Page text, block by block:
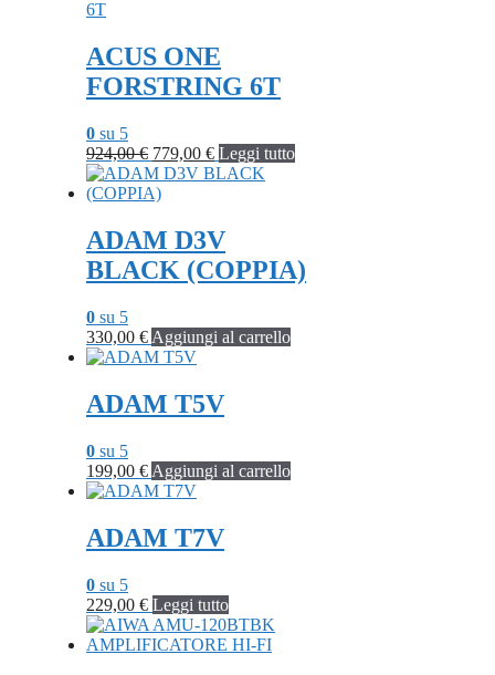
ACUS ONE
FORSTRING 6T
0 su 5
924,00€ Il
prezzo
originale
924,00 €.
779,00 €Il
prezzo
779,00 €.
Leggi tutto
ADAM D3V
BLACK (COPPIA)
0 su 5
330,00 € Aggiungi al carrello
ADAM T5V
0 su 5
199,00 € Aggiungi al carrello
ADAM T7V
0 su 5
229,00 € Leggi tutto